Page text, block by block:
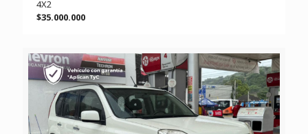
4X2
$35.000.000